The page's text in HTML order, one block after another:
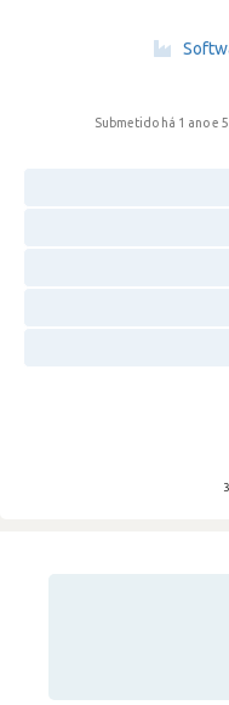
Submetido há 1 ano e